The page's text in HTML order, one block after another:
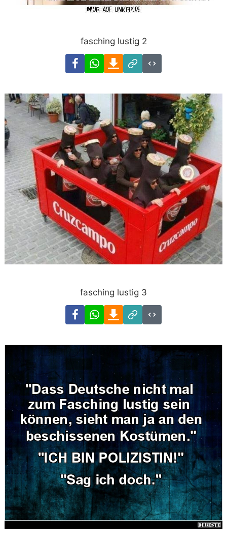
fasching lustig 2
FacebookWhatsAppDownload
Link
Code
fasching lustig 3
FacebookWhatsAppDownload
Link
Code